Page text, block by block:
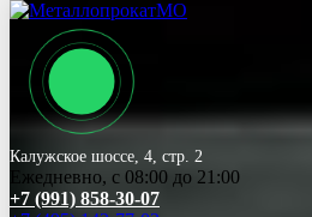
Калужское шоссе, 4, стр. 2
Ежедневно, с 08:00 до 21:00
+7 (991) 858-30-07